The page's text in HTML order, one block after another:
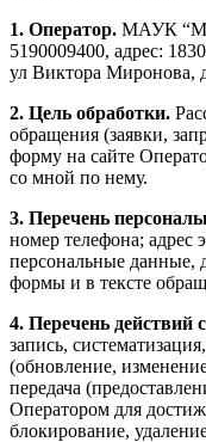
1. Оператор. МАУК
5190009400, адрес:
ул Виктора Миронова,
2. Цель обработки.
обращения (заявки,
форму на сайте
со мной по нему.
3. Перечень
номер телефона; адрес
персональные данные,
формы и в тексте
4. Перечень
запись,
(обновление,
передача
Оператором для
блокирование,